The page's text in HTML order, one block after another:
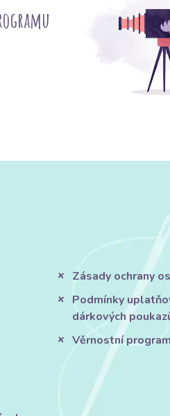
Zásady ochrany
Podmínky
dárkových
Věrnostní program